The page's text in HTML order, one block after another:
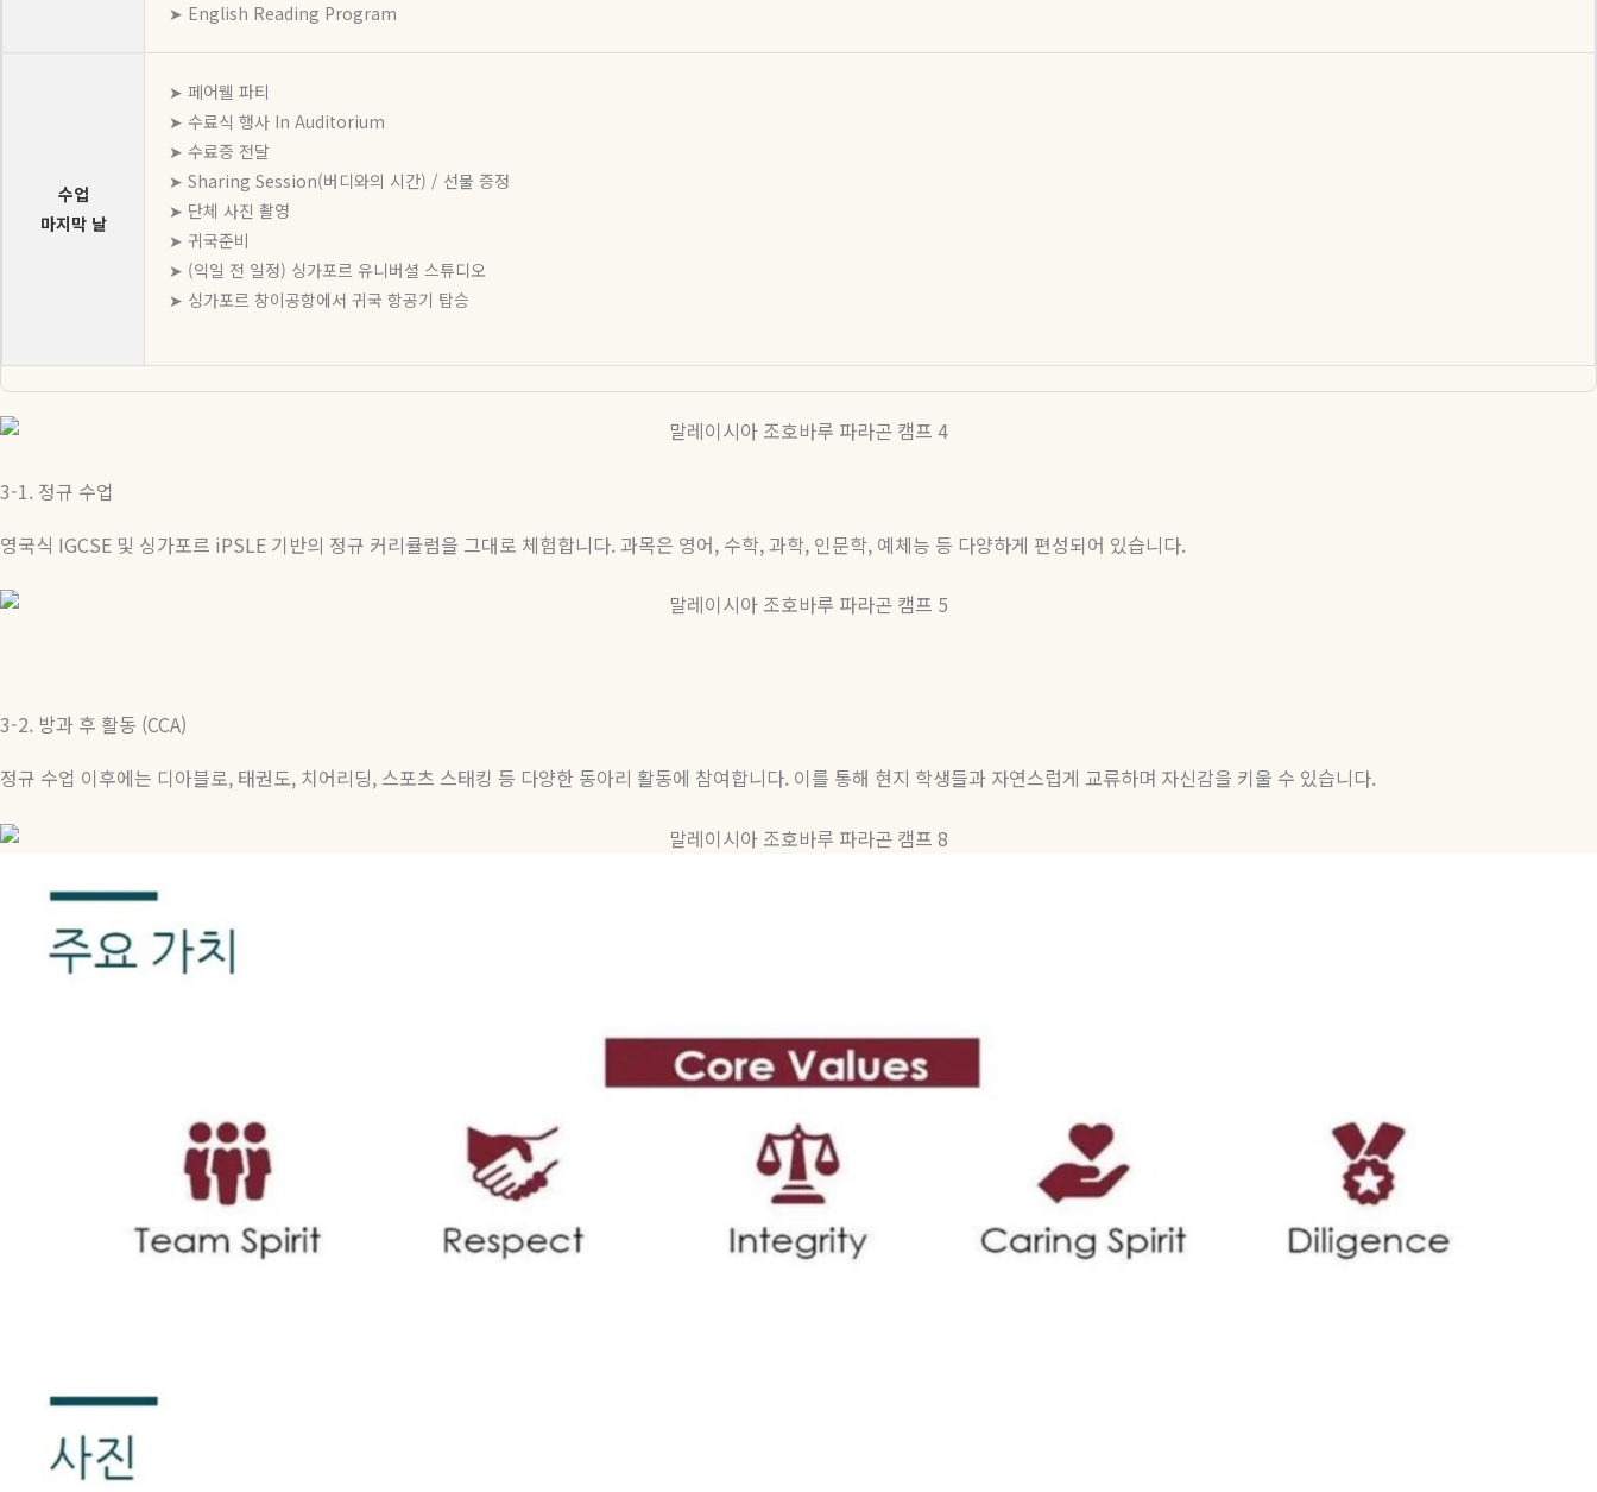
➤ English Reading Program
수업
마지막 날
➤ 페어웰 파티
➤ 수료식 행사 In Auditorium
➤ 수료증 전달
➤ Sharing Session(버디와의 시간) / 선물 증정
➤ 단체 사진 촬영
➤ 귀국준비
➤ (익일 전 일정) 싱가포르 유니버셜 스튜디오
➤ 싱가포르 창이공항에서 귀국 항공기 탑승
3-1. 정규 수업
영국식 IGCSE 및 싱가포르 iPSLE 기반의 정규 커리큘럼을 그대로 체험합니다.과목은 영어, 수학,과학, 인문학, 예체능 등 다양하게 편성되어 있습니다.
3-2. 방과 후 활동 (CCA)
정규 수업 이후에는 디아블로, 태권도, 치어리딩, 스포츠 스태킹 등 다양한 동아리 활동에 참여합니다. 이를 통해 현지 학생들과 자연스럽게 교류하며 자신감을 키울 수 있습니다.